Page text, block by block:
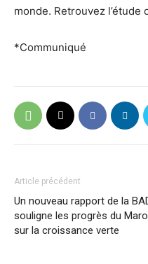
monde. Retrouvez l’étude
*Communiqué
Article précédent
Un nouveau rapport de la
souligne les progrès du
sur la croissance verte